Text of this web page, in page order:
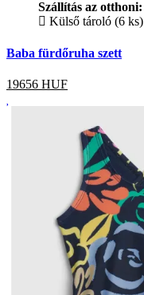
Szállítás az otthoni:
Külső tároló (6 ks)
Baba fürdőruha szett
19656 HUF